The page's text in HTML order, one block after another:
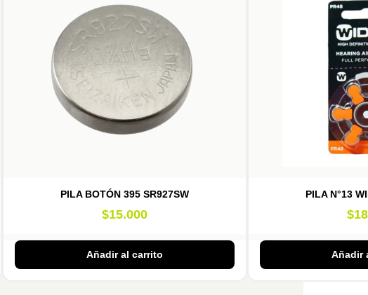
PILA BOTÓN 395 SR927SW
$15.000
Añadir al carrito
PILA N°13
$
Añadir